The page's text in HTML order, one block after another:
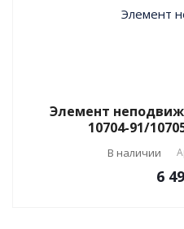
Элемент
10704-91/
В наличии
6